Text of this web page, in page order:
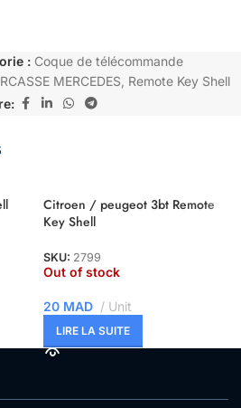
: Coque de télécommande
MERCEDES Remote Key Shell
Citroen / peugeot 3bt Remote
Key Shell
SKU: 2799
Out of stock
20 MAD Unit
LIRE LA SUITE